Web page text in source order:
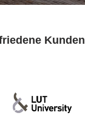
Kunden